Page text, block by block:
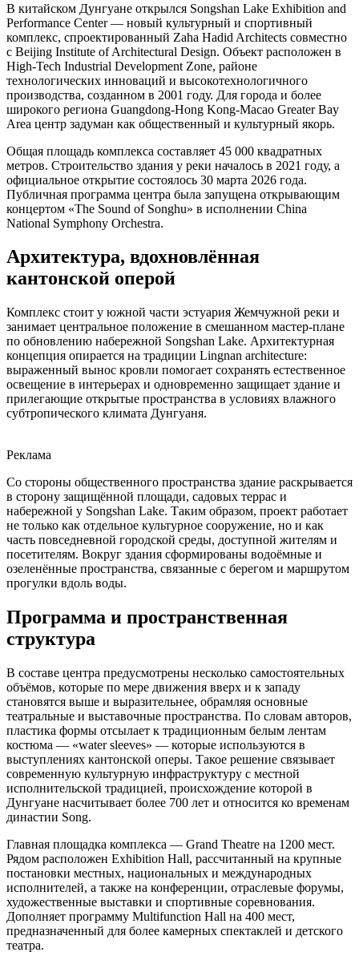
В китайском Дунгуане открылся Songshan Lake Exhibition and
Performance Center — новый культурный и спортивный
комплекс, спроектированный Zaha Hadid Architects совместно
с Beijing Institute of Architectural Design. Объект расположен в
High-Tech Industrial Development Zone, районе
технологических инноваций и высокотехнологичного
производства, созданном в 2001 году. Для города и более
широкого региона Guangdong-Hong Kong-Macao Greater Bay
Area центр задуман как общественный и культурный якорь.
Общая площадь комплекса составляет 45 000 квадратных
метров. Строительство здания у реки началось в 2021 году, а
официальное открытие состоялось 30 марта 2026 года.
Публичная программа центра была запущена открывающим
концертом «The Sound of Songhu» в исполнении China
National Symphony Orchestra.
Архитектура, вдохновлённая
кантонской оперой
Комплекс стоит у южной части эстуария Жемчужной реки и
занимает центральное положение в смешанном мастер-плане
по обновлению набережной Songshan Lake. Архитектурная
концепция опирается на традиции Lingnan architecture:
выраженный вынос кровли помогает сохранять естественное
освещение в интерьерах и одновременно защищает здание и
прилегающие открытые пространства в условиях влажного
субтропического климата Дунгуаня.
Реклама
Со стороны общественного пространства здание раскрывается
в сторону защищённой площади, садовых террас и
набережной у Songshan Lake. Таким образом, проект работает
не только как отдельное культурное сооружение, но и как
часть повседневной городской среды, доступной жителям и
посетителям. Вокруг здания сформированы водоёмные и
озеленённые пространства, связанные с берегом и маршрутом
прогулки вдоль воды.
Программа и пространственная
структура
В составе центра предусмотрены несколько самостоятельных
объёмов, которые по мере движения вверх и к западу
становятся выше и выразительнее, обрамляя основные
театральные и выставочные пространства. По словам авторов,
пластика формы отсылает к традиционным белым лентам
костюма — «water sleeves» — которые используются в
выступлениях кантонской оперы. Такое решение связывает
современную культурную инфраструктуру с местной
исполнительской традицией, происхождение которой в
Дунгуане насчитывает более 700 лет и относится ко временам
династии Song.
Главная площадка комплекса — Grand Theatre на 1200 мест.
Рядом расположен Exhibition Hall, рассчитанный на крупные
постановки местных, национальных и международных
исполнителей, а также на конференции, отраслевые форумы,
художественные выставки и спортивные соревнования.
Дополняет программу Multifunction Hall на 400 мест,
предназначенный для более камерных спектаклей и детского
театра.